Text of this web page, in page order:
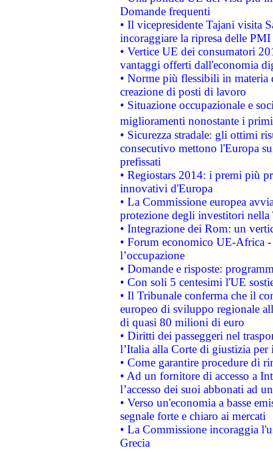
Domande frequenti
• Il vicepresidente Tajani visita
incoraggiare la ripresa delle
• Vertice UE dei consumatori
vantaggi offerti dall'economia
• Norme più flessibili in materia
creazione di posti di lavoro
• Situazione occupazionale e
miglioramenti nonostante i
• Sicurezza stradale: gli ottimi
consecutivo mettono l'Europa
prefissati
• Regiostars 2014: i premi più
innovativi d'Europa
• La Commissione europea
protezione degli investitori
• Integrazione dei Rom: un
• Forum economico UE-Africa -
l’occupazione
• Domande e risposte:
• Con soli 5 centesimi l'UE
• Il Tribunale conferma che il
europeo di sviluppo regionale
di quasi 80 milioni di euro
• Diritti dei passeggeri nel
l’Italia alla Corte di giustizia
• Come garantire procedure di
• Ad un fornitore di accesso a
l’accesso dei suoi abbonati ad
• Verso un'economia a basse
segnale forte e chiaro ai mercati
• La Commissione incoraggia
Grecia